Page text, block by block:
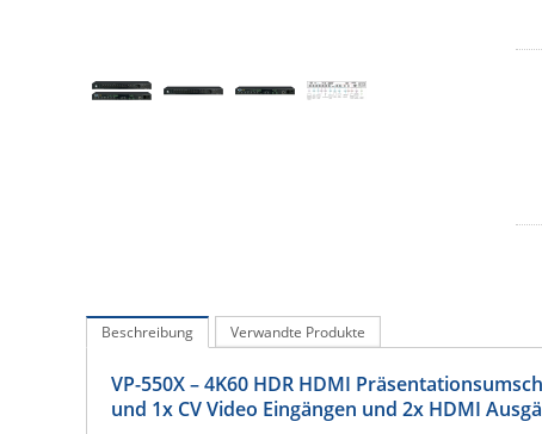
Beschreibung Verwandte Produkte
VP-550X – 4K60 HDR HDMI
und 1x CV Video Eingängen und 2x HDMI